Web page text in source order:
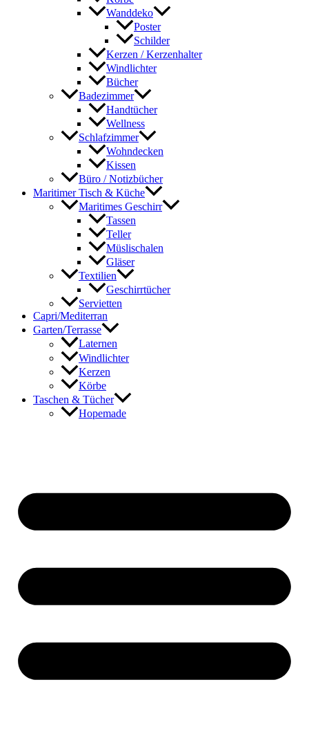
Wanddeko
Poster
Schilder
Kerzen / Kerzenhalter
Windlichter
Bücher
Badezimmer
Handtücher
Wellness
Schlafzimmer
Wohndecken
Kissen
Büro / Notizbücher
Maritimer Tisch & Küche
Maritimes Geschirr
Tassen
Teller
Müslischalen
Gläser
Textilien
Geschirrtücher
Servietten
Capri/Mediterran
Garten/Terrasse
Laternen
Windlichter
Kerzen
Körbe
Taschen & Tücher
Hopemade